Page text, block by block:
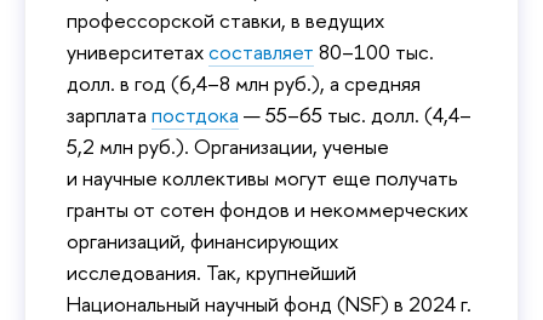
профессорской ставки, в ведущих
университетахсоставляет 80–100 тыс.
долл. в год (6,4–8 млн руб.), а средняя
зарплата постдока — 55–65 тыс. долл. (4,4–
5,2 млн руб.). Организации, ученые
и научные коллективы могут еще получать
гранты от сотен фондов и некоммерческих
организаций, финансирующих
исследования. Так, крупнейший
Национальный научный фонд (NSF) в 2024 г.